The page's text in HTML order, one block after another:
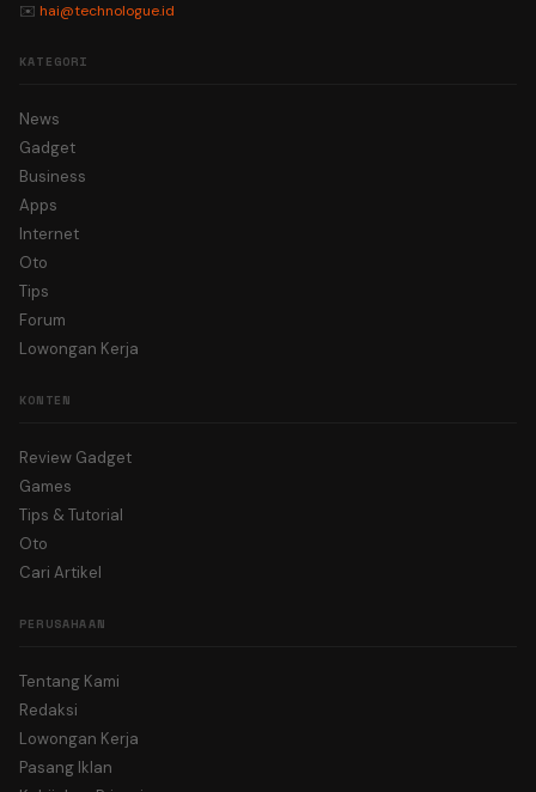
✉️ hai@technologue.id
KATEGORI
News
Gadget
Business
Apps
Internet
Oto
Tips
Forum
Lowongan Kerja
KONTEN
Review Gadget
Games
Tips & Tutorial
Oto
Cari Artikel
PERUSAHAAN
Tentang Kami
Redaksi
Lowongan Kerja
Pasang Iklan